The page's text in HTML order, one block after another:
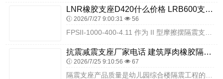
LNR橡胶支座D420什么价格 LRB600支座厂家 建筑橡胶抗震支座厂商
2026/7/27 9:00:31 56
抗震减震支座厂家电话 建筑厚肉橡胶隔震支座 防震橡胶隔震支座价格
2026/7/25 9:10:56 67